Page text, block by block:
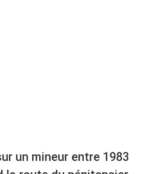
un mineur entre 1983